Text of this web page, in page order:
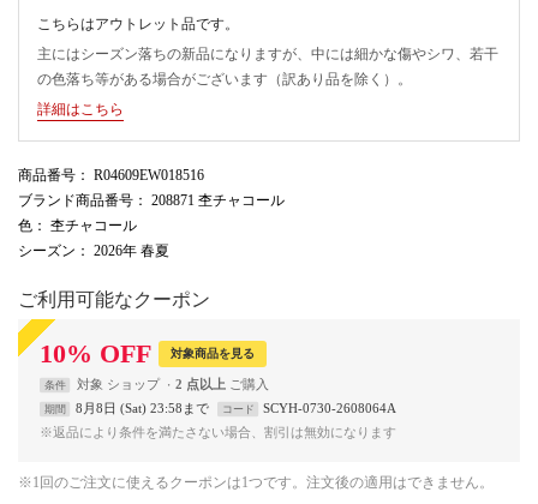
こちらはアウトレット品です。
主にはシーズン落ちの新品になりますが、中には細かな傷やシワ、若干
の色落ち等がある場合がございます（訳あり品を除く）。
詳細はこちら
商品番号 ： R04609EW018516
ブランド商品番号 ： 208871 杢チャコール
色 ： 杢チャコール
シーズン ： 2026年 春夏
ご利用可能なクーポン
10% OFF 対象商品を見る
条件 対象 ショップ 2 点以上
期間 8月8日 (Sat) 23:58まで コード
SCYH-0730-2608064A
※返品により条件を満たさない場合、割引は無効になります
※1回のご注文に使えるクーポンは1つです。注文後の適用はできません。